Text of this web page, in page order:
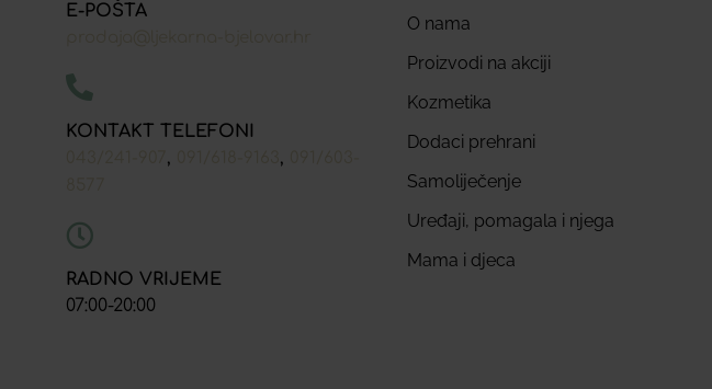
E-POŠTA
KONTAKT TELEFONI
, ,
RADNO VRIJEME
07:00-20:00
O nama
Proizvodi na akciji
Kozmetika
Dodaci prehrani
Samoliječenje
Uređaji, pomagala i njega
Mama i djeca